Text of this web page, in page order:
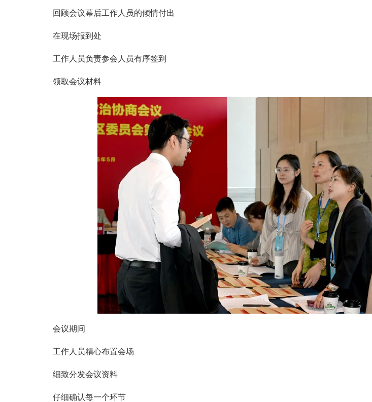
回顾会议幕后工作人员的倾情付出
在现场报到处
工作人员负责参会人员有序签到
领取会议材料
会议期间
工作人员精心布置会场
细致分发会议资料
仔细确认每一个环节